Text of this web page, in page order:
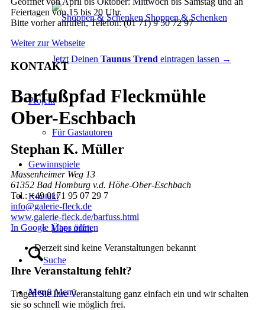
Shoppen & Schenken
Jetzt Deinen Taunus Trend eintragen lassen →
Projekt
Für Gastautoren
Gewinnspiele
Kontakt
Über mich
Suche
Menü Menü
Feiertagen von 15 bis 20 Uhr.
Bitte vorher anrufen, Telefon: (01 71) 9 50 72 97
Weiter zur Webseite
KONTAKT
Barfußpfad Fleckmühle
Ober-Eschbach
Stephan K. Müller
Massenheimer Weg 13
61352 Bad Homburg v.d. Höhe-Ober-Eschbach
Tel.: +49 0171 95 07 29 7
info@galerie-fleck.de
www.galerie-fleck.de/barfuss.html
In Google Maps öffnen
Derzeit sind keine Veranstaltungen bekannt
Ihre Veranstaltung fehlt?
Tragen Sie Ihre Veranstaltung ganz einfach ein und wir schalten
sie so schnell wie möglich frei.